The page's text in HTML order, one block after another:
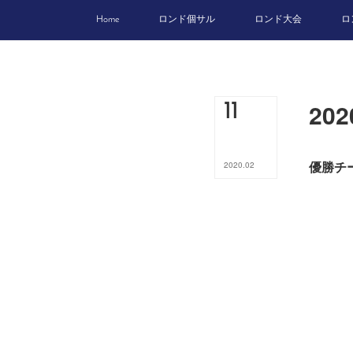
Home ロンド個サル ロンド大会
11
2020.02 優勝チ